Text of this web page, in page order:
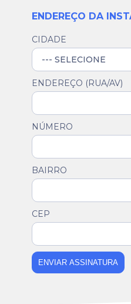
ENDEREÇO DA
CIDADE
ENDEREÇO (RUA/AV)
NÚMERO
BAIRRO
CEP
ENVIAR ASSINATURA